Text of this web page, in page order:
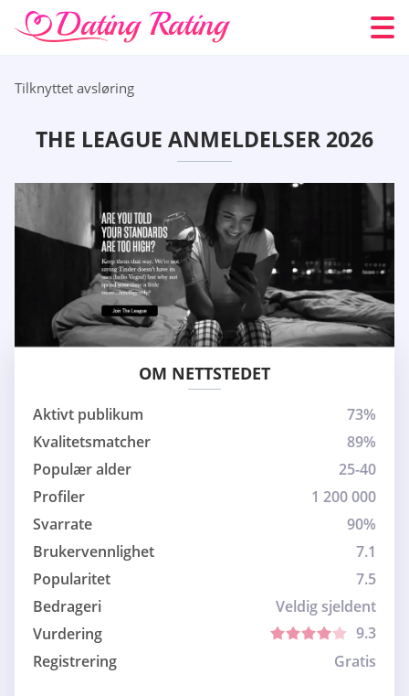
Tilknyttet avsløring
THE LEAGUE ANMELDELSER 2026
OM NETTSTEDET
Aktivt publikum
73%
Kvalitetsmatcher
89%
Populær alder
25-40
Profiler
1 200 000
Svarrate
90%
Brukervennlighet
7.1
Popularitet
7.5
Bedrageri
Veldig sjeldent
Vurdering
9.3
Registrering
Gratis